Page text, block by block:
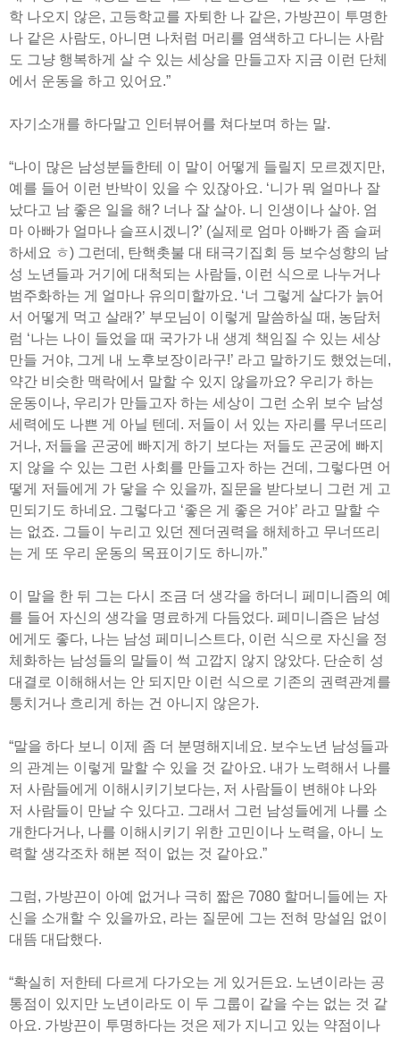
학 나오지 않은, 고등학교를 자퇴한 나 같은, 가방끈이 투명한
나 같은 사람도, 아니면 나처럼 머리를 염색하고 다니는 사람
도 그냥 행복하게 살 수 있는 세상을 만들고자 지금 이런 단체
에서 운동을 하고 있어요.”
자기소개를 하다말고 인터뷰어를 쳐다보며 하는 말.
“나이 많은 남성분들한테 이 말이 어떻게 들릴지 모르겠지만,
예를 들어 이런 반박이 있을 수 있잖아요. ‘니가 뭐 얼마나 잘
났다고 남 좋은 일을 해? 너나 잘 살아. 니 인생이나 살아. 엄
마 아빠가 얼마나 슬프시겠니?’ (실제로 엄마 아빠가 좀 슬퍼
하세요 ㅎ) 그런데, 탄핵촛불 대 태극기집회 등 보수성향의 남
성 노년들과 거기에 대척되는 사람들, 이런 식으로 나누거나
범주화하는 게 얼마나 유의미할까요. ‘너 그렇게 살다가 늙어
서 어떻게 먹고 살래?’ 부모님이 이렇게 말씀하실 때, 농담처
럼 ‘나는 나이 들었을 때 국가가 내 생계 책임질 수 있는 세상
만들 거야, 그게 내 노후보장이라구!’ 라고 말하기도 했었는데,
약간 비슷한 맥락에서 말할 수 있지 않을까요? 우리가 하는
운동이나, 우리가 만들고자 하는 세상이 그런 소위 보수 남성
세력에도 나쁜 게 아닐 텐데. 저들이 서 있는 자리를 무너뜨리
거나, 저들을 곤궁에 빠지게 하기 보다는 저들도 곤궁에 빠지
지 않을 수 있는 그런 사회를 만들고자 하는 건데, 그렇다면 어
떻게 저들에게 가 닿을 수 있을까, 질문을 받다보니 그런 게 고
민되기도 하네요. 그렇다고 ‘좋은 게 좋은 거야’ 라고 말할 수
는 없죠. 그들이 누리고 있던 젠더권력을 해체하고 무너뜨리
는 게 또 우리 운동의 목표이기도 하니까.”
이 말을 한 뒤 그는 다시 조금 더 생각을 하더니 페미니즘의 예
를 들어 자신의 생각을 명료하게 다듬었다. 페미니즘은 남성
에게도 좋다, 나는 남성 페미니스트다, 이런 식으로 자신을 정
체화하는 남성들의 말들이 썩 고깝지 않지 않았다. 단순히 성
대결로 이해해서는 안 되지만 이런 식으로 기존의 권력관계를
퉁치거나 흐리게 하는 건 아니지 않은가.
“말을 하다 보니 이제 좀 더 분명해지네요. 보수노년 남성들과
의 관계는 이렇게 말할 수 있을 것 같아요. 내가 노력해서 나를
저 사람들에게 이해시키기보다는, 저 사람들이 변해야 나와
저 사람들이 만날 수 있다고. 그래서 그런 남성들에게 나를 소
개한다거나, 나를 이해시키기 위한 고민이나 노력을, 아니 노
력할 생각조차 해본 적이 없는 것 같아요.”
그럼, 가방끈이 아예 없거나 극히 짧은 7080 할머니들에는 자
신을 소개할 수 있을까요, 라는 질문에 그는 전혀 망설임 없이
대뜸 대답했다.
“확실히 저한테 다르게 다가오는 게 있거든요. 노년이라는 공
통점이 있지만 노년이라도 이 두 그룹이 같을 수는 없는 것 같
아요. 가방끈이 투명하다는 것은 제가 지니고 있는 약점이나